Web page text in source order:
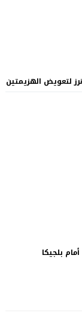
لتعويض الهزيمتين
بلجيكا